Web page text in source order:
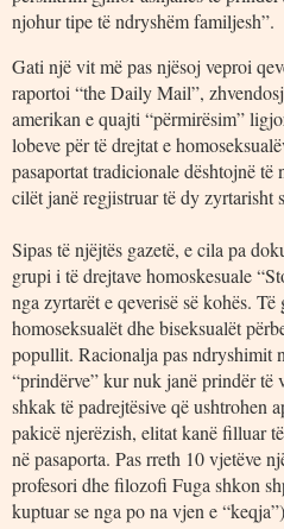
njohur tipe të ndryshëm familjesh”.
Gati një vit më pas njësoj veproi
raportoi “the Daily Mail”,
amerikan e quajti “përmirësim”
lobeve për të drejtat e
pasaportat tradicionale dështojnë
cilët janë regjistruar të dy zyrtarisht
Sipas të njëjtës gazetë, e cila pa
grupi i të drejtave homoskesuale
nga zyrtarët e qeverisë së kohës.
homoseksualët dhe biseksualët
popullit. Racionalja pas ndryshimit
“prindërve” kur nuk janë prindër të
shkak të padrejtësive që ushtrohen
pakicë njerëzish, elitat kanë filluar
në pasaporta. Pas rreth 10 vjetëve
profesori dhe filozofi Fuga shkon
kuptuar se nga po na vjen e